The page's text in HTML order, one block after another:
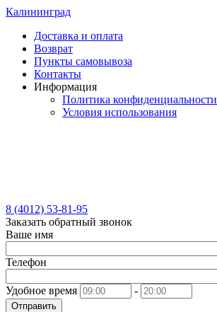
Калининград
Доставка и оплата
Возврат
Пункты самовывоза
Контакты
Информация
Политика конфиденциальности
Условия использования
8 (4012) 53-81-95
Заказать обратный звонок
Ваше имя
Телефон
Удобное время -
Отправить